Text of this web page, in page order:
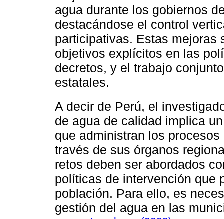
agua durante los gobiernos
destacándose el control
participativas. Estas mejoras
objetivos explícitos en las
decretos, y el trabajo
estatales.
A decir de Perú, el
de agua de calidad implica
que administran los
través de sus órganos
retos deben ser abordados
políticas de intervención que
población. Para ello, es
gestión del agua en las